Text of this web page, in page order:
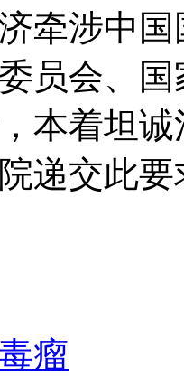
牵涉中
员会、
本着坦
递交此要
瘤